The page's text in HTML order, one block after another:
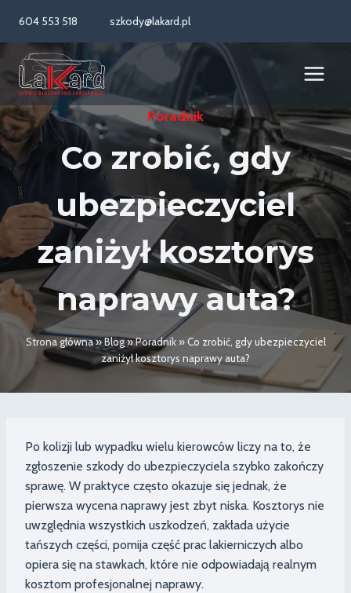
604 553 518 szkody@lakard.pl
Poradnik
Co zrobić, gdy
ubezpieczyciel
zaniżył kosztorys
naprawy auta?
Strona główna»Blog»Poradnik»Co zrobić, gdy ubezpieczyciel
zaniżył kosztorys naprawy auta?
Po kolizji lub wypadku wielu kierowców liczy na to, że
zgłoszenie szkody do ubezpieczyciela szybko zakończy
sprawę. W praktyce często okazuje się jednak, że
pierwsza wycena naprawy jest zbyt niska. Kosztorys nie
uwzględnia wszystkich uszkodzeń, zakłada użycie
tańszych części, pomija część prac lakierniczych albo
opiera się na stawkach, które nie odpowiadają realnym
kosztom profesjonalnej naprawy.